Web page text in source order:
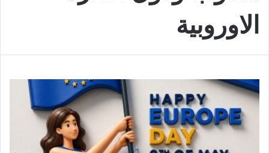
الاوروبية